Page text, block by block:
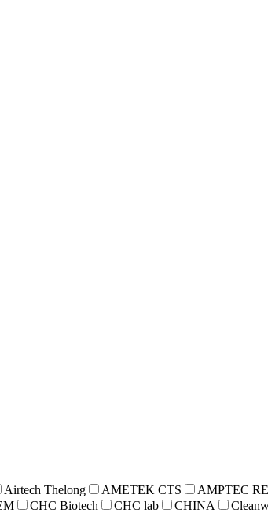
Airtech Thelong AMETEK CTS AMPTEC
CHC Biotech CHC lab CHINA